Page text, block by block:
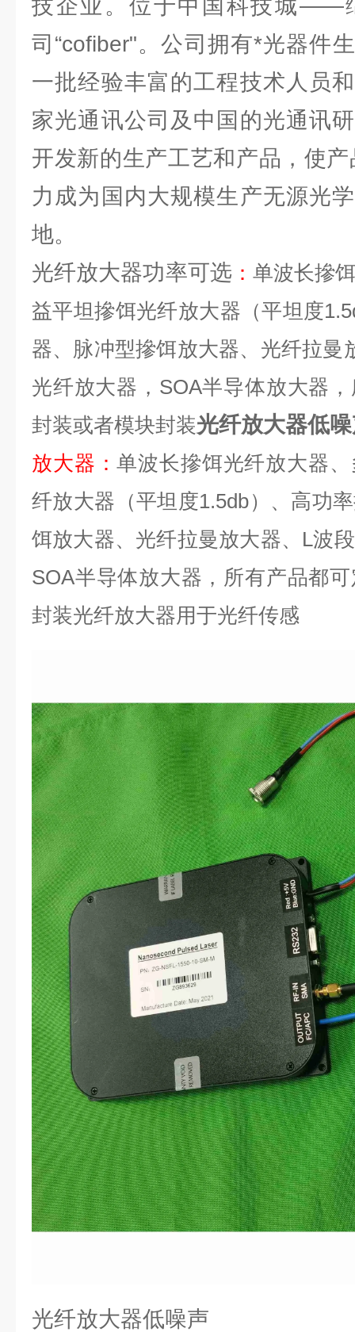
技企业。位于中国科技城——
司“cofiber"。公司拥有*光器件
一批经验丰富的工程技术人员
家光通讯公司及中国的光通讯
开发新的生产工艺和产品，使
力成为国内大规模生产无源光
地。
光纤放大器功率可选 ： 单波长摻
益平坦摻饵光纤放大器（平坦度
器、脉冲型摻饵放大器、光纤拉曼
光纤放大器， SOA半导体放大器
封装或者模块封装光纤放大器低
放大器 ：单波长摻饵光纤放大器
纤放大器（平坦度1.5db）、高功
饵放大器、光纤拉曼放大器、 L波
SOA半导体放大器，所有产品都
封装光纤放大器用于光纤传感
光纤放大器低噪声